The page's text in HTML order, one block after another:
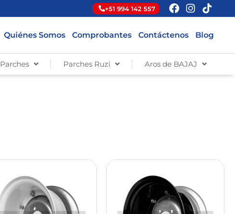
+51 994 142 557
Quiénes Somos Comprobantes Contáctenos Blog
Parches Parches Ruzi Aros de BAJAJ